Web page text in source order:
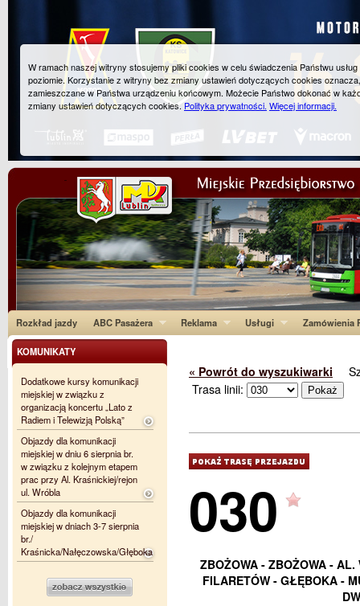
Rozkład jazdy ABC Pasażera Reklama Usługi Zamówienia
« Powrót do wyszukiwarki
Trasa linii:
030
ZBOŻOWA - ZBOŻOWA -
FILARETÓW - GŁĘBOKA -
KOMUNIKATY
Dodatkowe kursy komunikacji
miejskiej w związku z
organizacją koncertu „Lato z
Radiem i Telewizją Polską”
Objazdy dla komunikacji
miejskiej w dniu 6 sierpnia br.
w związku z kolejnym etapem
prac przy Al. Kraśnickiej/rejon
ul. Wróbla
Objazdy dla komunikacji
miejskiej w dniach 3-7 sierpnia
br./
Kraśnicka/Nałęczowska/Głęboka
W ramach naszej witryny stosujemy pliki cookies w celu świadczenia Państwu
poziomie. Korzystanie z witryny bez zmiany ustawień dotyczących cookies
zamieszczane w Państwa urządzeniu końcowym. Możecie Państwo dokonać w
zmiany ustawień dotyczących cookies.Polityka prywatności. Więcej informacji.